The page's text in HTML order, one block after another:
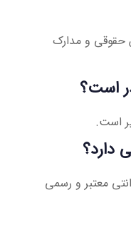
حقوقی و مدارک
معتبر و رسمی